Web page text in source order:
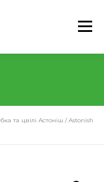
Меню
та цвілі Астоніш / Astonish